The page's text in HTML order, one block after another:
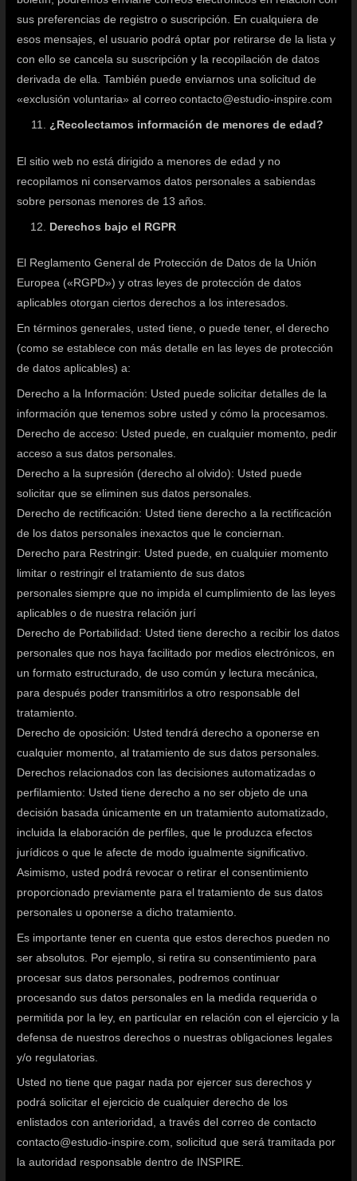
sus preferencias de registro o suscripción. En cualquiera de
esos mensajes, el usuario podrá optar por retirarse de la lista y
con ello se cancela su suscripción y la recopilación de datos
derivada de ella. También puede enviarnos una solicitud de
«exclusión voluntaria» al correo contacto@estudio-inspire.com
¿Recolectamos información de menores de edad?
El sitio web no está dirigido a menores de edad y no
recopilamos ni conservamos datos personales a sabiendas
sobre personas menores de 13 años.
Derechos bajo el RGPR
El Reglamento General de Protección de Datos de la Unión
Europea («RGPD») y otras leyes de protección de datos
aplicables otorgan ciertos derechos a los interesados.
En términos generales, usted tiene, o puede tener, el derecho
(como se establece con más detalle en las leyes de protección
de datos aplicables) a:
Derecho a la Información: Usted puede solicitar detalles de la
información que tenemos sobre usted y cómo la procesamos.
Derecho de acceso: Usted puede, en cualquier momento, pedir
acceso a sus datos personales.
Derecho a la supresión (derecho al olvido): Usted puede
solicitar que se eliminen sus datos personales.
Derecho de rectificación: Usted tiene derecho a la rectificación
de los datos personales inexactos que le conciernan.
Derecho para Restringir: Usted puede, en cualquier momento
limitar o restringir el tratamiento de sus datos
personales siempre que no impida el cumplimiento de las leyes
aplicables o de nuestra relación jurí
Derecho de Portabilidad: Usted tiene derecho a recibir los datos
personales que nos haya facilitado por medios electrónicos, en
un formato estructurado, de uso común y lectura mecánica,
para después poder transmitirlos a otro responsable del
tratamiento.
Derecho de oposición: Usted tendrá derecho a oponerse en
cualquier momento, al tratamiento de sus datos personales.
Derechos relacionados con las decisiones automatizadas o
perfilamiento: Usted tiene derecho a no ser objeto de una
decisión basada únicamente en un tratamiento automatizado,
incluida la elaboración de perfiles, que le produzca efectos
jurídicos o que le afecte de modo igualmente significativo.
Asimismo, usted podrá revocar o retirar el consentimiento
proporcionado previamente para el tratamiento de sus datos
personales u oponerse a dicho tratamiento.
Es importante tener en cuenta que estos derechos pueden no
ser absolutos. Por ejemplo, si retira su consentimiento para
procesar sus datos personales, podremos continuar
procesando sus datos personales en la medida requerida o
permitida por la ley, en particular en relación con el ejercicio y la
defensa de nuestros derechos o nuestras obligaciones legales
y/o regulatorias.
Usted no tiene que pagar nada por ejercer sus derechos y
podrá solicitar el ejercicio de cualquier derecho de los
enlistados con anterioridad, a través del correo de contacto
contacto@estudio-inspire.com, solicitud que será tramitada por
la autoridad responsable dentro de INSPIRE.